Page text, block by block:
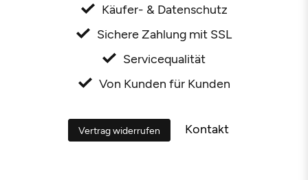
Käufer- & Datenschutz
Sichere Zahlung mit SSL
Servicequalität
Von Kunden für Kunden
Vertrag widerrufen Kontakt